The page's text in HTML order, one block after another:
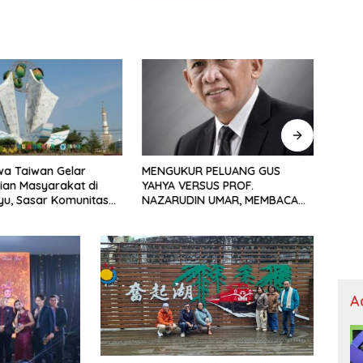
PELUANG GUS
PROF.
UMAR, MEMBACA
Nyala Flare Kian Mengecil, Bukti
Nyata Inovasi Pertamina Patra
Niaga Kilang Balongan Dukung